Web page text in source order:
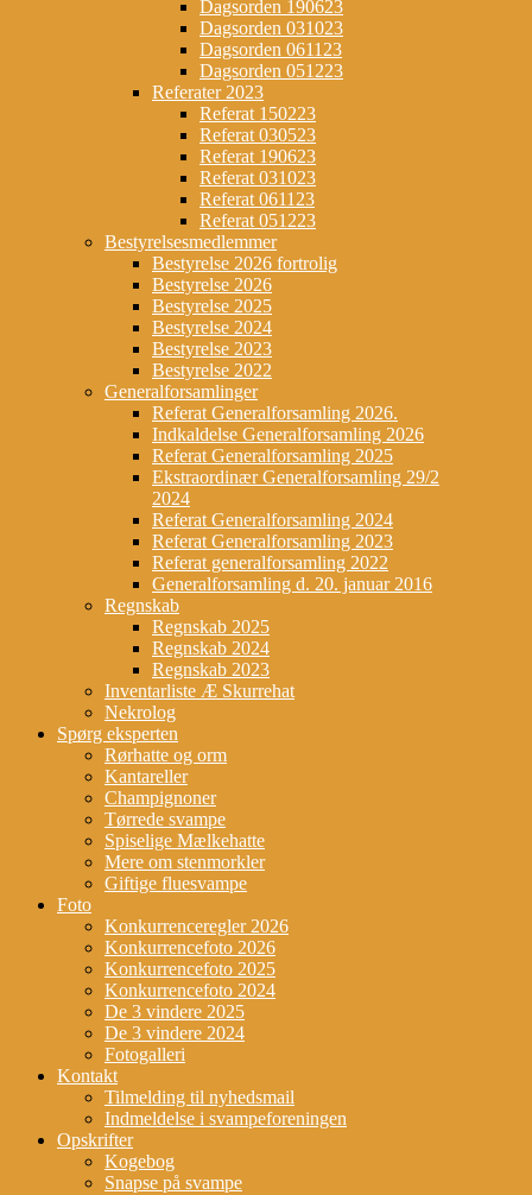
Dagsorden 190623
Dagsorden 031023
Dagsorden 061123
Dagsorden 051223
Referater 2023
Referat 150223
Referat 030523
Referat 190623
Referat 031023
Referat 061123
Referat 051223
Bestyrelsesmedlemmer
Bestyrelse 2026 fortrolig
Bestyrelse 2026
Bestyrelse 2025
Bestyrelse 2024
Bestyrelse 2023
Bestyrelse 2022
Generalforsamlinger
Referat Generalforsamling 2026.
Indkaldelse Generalforsamling 2026
Referat Generalforsamling 2025
Ekstraordinær Generalforsamling 29/2
2024
Referat Generalforsamling 2024
Referat Generalforsamling 2023
Referat generalforsamling 2022
Generalforsamling d. 20. januar 2016
Regnskab
Regnskab 2025
Regnskab 2024
Regnskab 2023
Inventarliste Æ Skurrehat
Nekrolog
Spørg eksperten
Rørhatte og orm
Kantareller
Champignoner
Tørrede svampe
Spiselige Mælkehatte
Mere om stenmorkler
Giftige fluesvampe
Foto
Konkurrenceregler 2026
Konkurrencefoto 2026
Konkurrencefoto 2025
Konkurrencefoto 2024
De 3 vindere 2025
De 3 vindere 2024
Fotogalleri
Kontakt
Tilmelding til nyhedsmail
Indmeldelse i svampeforeningen
Opskrifter
Kogebog
Snapse på svampe